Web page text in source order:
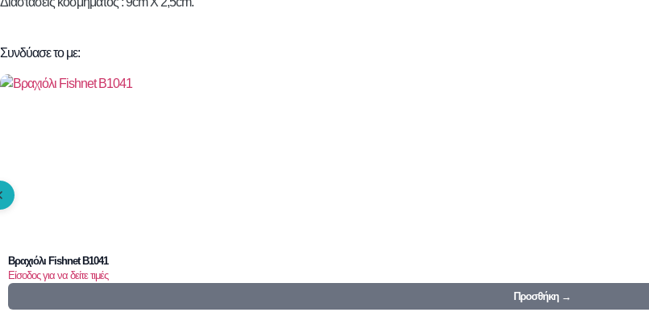
Συνδύασε το με:
Βραχιόλι Fishnet B1041
Είσοδος για να δείτε τιμές
Προσθήκη →